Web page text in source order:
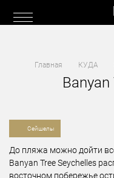
Главная КУДА
Banyan
Сейшелы
До пляжа можно дойти
Banyan Tree Seychelles
восточном побережье